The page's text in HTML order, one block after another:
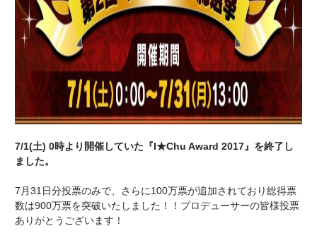
7/1(土) 0時より開催していた『I★Chu Award 2017』を終了し
ました。
7月31日分投票のみで、さらに100万票が追加されており総得票
数は900万票を突破いたしました！！プロデューサーの皆様投票
ありがとうございます！